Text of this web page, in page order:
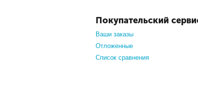
Покупательский
Ваши заказы
Отложенные
Список сравнения